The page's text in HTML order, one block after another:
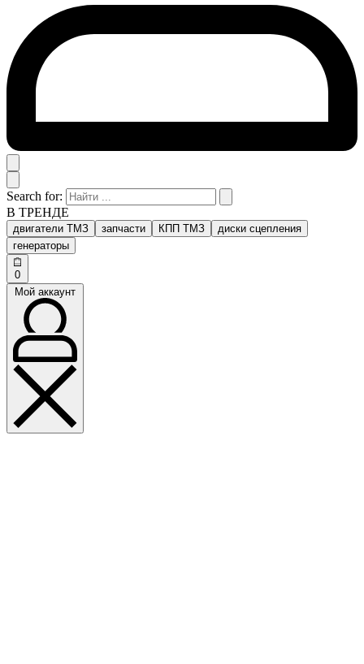
Search for:
В ТРЕНДЕ
двигатели ТМЗ запчасти КПП ТМЗ
диски сцепления
генераторы
0
Мой аккаунт